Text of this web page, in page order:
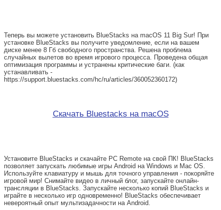
Теперь вы можете установить BlueStacks на macOS 11 Big Sur! При
установке BlueStacks вы получите уведомление, если на вашем
диске менее 8 Гб свободного пространства. Решена проблема
случайных вылетов во время игрового процесса. Проведена общая
оптимизация программы и устранены критические баги. (как
устанавливать -
https://support.bluestacks.com/hc/ru/articles/360052360172)
Скачать Bluestacks на macOS
Установите BlueStacks и скачайте PC Remote на свой ПК! BlueStacks
позволяет запускать любимые игры Android на Windows и Mac OS.
Используйте клавиатуру и мышь для точного управления - покоряйте
игровой мир! Снимайте видео в личный блог, запускайте онлайн-
трансляции в BlueStacks. Запускайте несколько копий BlueStacks и
играйте в несколько игр одновременно! BlueStacks обеспечивает
невероятный опыт мультизадачности на Android.